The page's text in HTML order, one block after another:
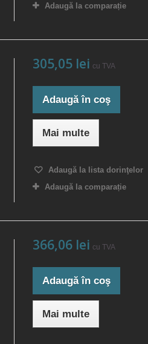
Adaugă la comparație
305,05 lei cu TVA
Adaugă în coş
Mai multe
Adaugă la lista dorinţelor
Adaugă la comparație
366,06 lei cu TVA
Adaugă în coş
Mai multe